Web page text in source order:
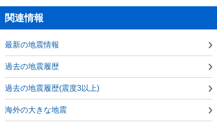
関連情報
最新の地震情報
過去の地震履歴
過去の地震履歴(震度3以上)
海外の大きな地震